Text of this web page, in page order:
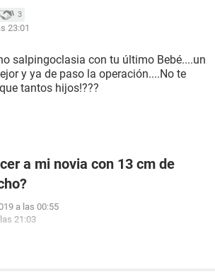
3
23:01
salpingoclasia con tu último Bebé....un
y ya de paso la operación....No te
tantos hijos!???
a mi novia con 13 cm de
a las 00:55
21:03